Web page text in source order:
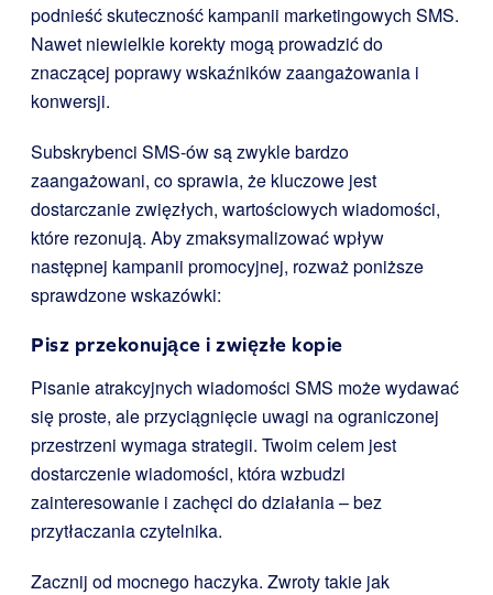
podnieść skuteczność kampanii marketingowych SMS.
Nawet niewielkie korekty mogą prowadzić do
znaczącej poprawy wskaźników zaangażowania i
konwersji.
Subskrybenci SMS-ów są zwykle bardzo
zaangażowani, co sprawia, że kluczowe jest
dostarczanie zwięzłych, wartościowych wiadomości,
które rezonują. Aby zmaksymalizować wpływ
następnej kampanii promocyjnej, rozważ poniższe
sprawdzone wskazówki:
Pisz przekonujące i zwięzłe kopie
Pisanie atrakcyjnych wiadomości SMS może wydawać
się proste, ale przyciągnięcie uwagi na ograniczonej
przestrzeni wymaga strategii. Twoim celem jest
dostarczenie wiadomości, która wzbudzi
zainteresowanie i zachęci do działania – bez
przytłaczania czytelnika.
Zacznij od mocnego haczyka. Zwroty takie jak